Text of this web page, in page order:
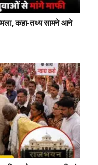
कहा-तथ्य सामने आने